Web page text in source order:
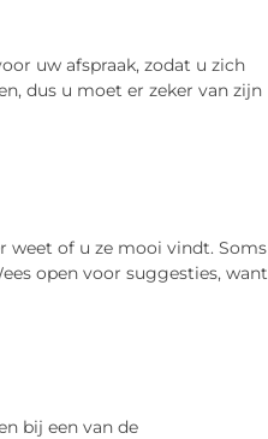
uw afspraak, zodat u zich
dus u moet er zeker van zijn
weet of u ze mooi vindt. Soms
open voor suggesties, want
bij een van de